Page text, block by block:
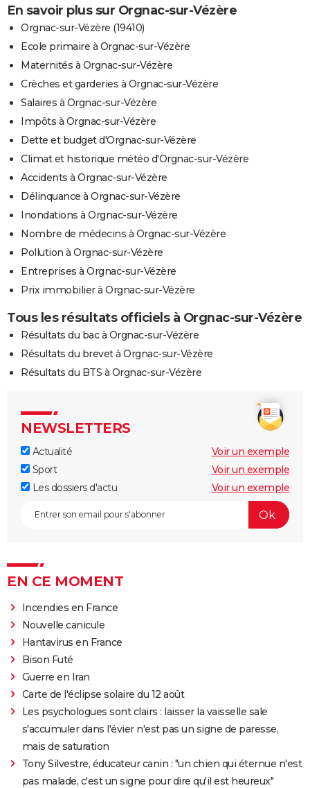
En savoir plus sur Orgnac-sur-Vézère
Orgnac-sur-Vézère (19410)
Ecole primaire à Orgnac-sur-Vézère
Maternités à Orgnac-sur-Vézère
Crèches et garderies à Orgnac-sur-Vézère
Salaires à Orgnac-sur-Vézère
Impôts à Orgnac-sur-Vézère
Dette et budget d'Orgnac-sur-Vézère
Climat et historique météo d'Orgnac-sur-Vézère
Accidents à Orgnac-sur-Vézère
Délinquance à Orgnac-sur-Vézère
Inondations à Orgnac-sur-Vézère
Nombre de médecins à Orgnac-sur-Vézère
Pollution à Orgnac-sur-Vézère
Entreprises à Orgnac-sur-Vézère
Prix immobilier à Orgnac-sur-Vézère
Tous les résultats officiels à Orgnac-sur-Vézère
Résultats du bac à Orgnac-sur-Vézère
Résultats du brevet à Orgnac-sur-Vézère
Résultats du BTS à Orgnac-sur-Vézère
NEWSLETTERS
Actualité
Voir un exemple
Sport
Voir un exemple
Les dossiers d'actu
Voir un exemple
EN CE MOMENT
Incendies en France
Nouvelle canicule
Hantavirus en France
Bison Futé
Guerre en Iran
Carte de l'éclipse solaire du 12 août
Les psychologues sont clairs : laisser la vaisselle sale
s'accumuler dans l'évier n'est pas un signe de paresse,
mais de saturation
Tony Silvestre, éducateur canin : "un chien qui éternue n'est
pas malade, c'est un signe pour dire qu'il est heureux"